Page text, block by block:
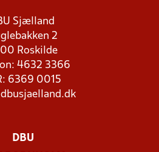
Sjælland
2
Roskilde
4632 3366
6369 0015
DBU